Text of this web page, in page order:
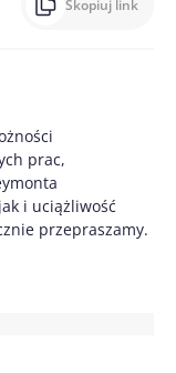
Skopiuj link
prac,
i uciążliwość
przepraszamy.